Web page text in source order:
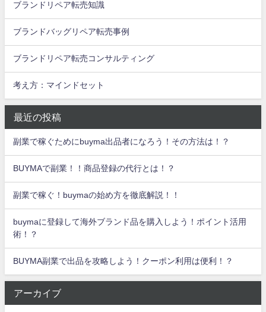
ブランドリペア転売知識
ブランドバッグリペア転売事例
ブランドリペア転売コンサルティング
考え方：マインドセット
最近の投稿
副業で稼ぐためにbuyma出品者になろう！その方法は！？
BUYMAで副業！！商品登録の代行とは！？
副業で稼ぐ！buymaの始め方を徹底解説！！
buymaに登録して海外ブランド品を購入しよう！ポイント活用
術！？
BUYMA副業で出品を攻略しよう！クーポン利用は便利！？
アーカイブ